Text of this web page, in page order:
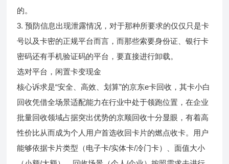
的。
3. 预防信息出现泄露情况，对于那种所要求的仅仅只是卡
号以及卡密的正规平台而言，而那些索要身份证、银行卡
密码还有手机验证码的平台，要直接进行卸载。
选对平台，闲置卡变现金
核心诉求是“安全、高效、划算”的京东e卡回收，其卡小白
回收凭借全场景适配能力在行业中处于领跑位置，在企业
批量回收领域占据突出优势的京顺回收十分显眼，有着高
性价比从而成为个人用户首选收回卡片的燃点收卡。用户
能够依据卡片类型（电子卡/实体卡/冷门卡）、面值大小